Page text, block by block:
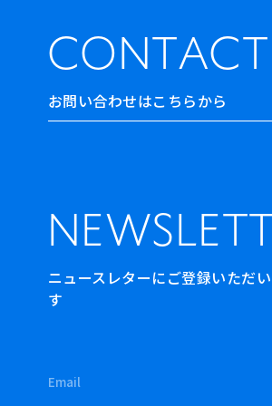
CONTACT
お問い合わせはこちらから
ニュースレターにご登録いただ
す